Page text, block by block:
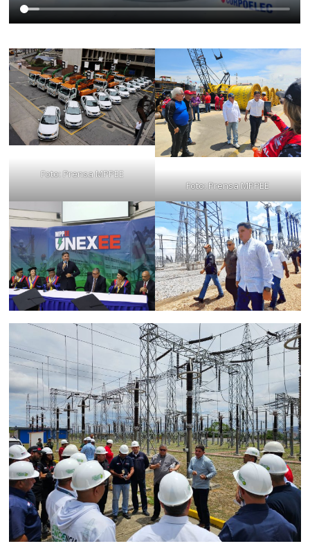
Foto: Prensa MPPEE
Foto: Prensa MPPEE